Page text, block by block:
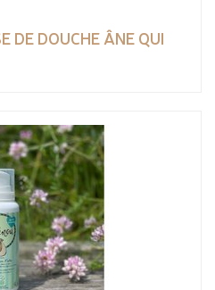
DE DOUCHE ÂNE QUI